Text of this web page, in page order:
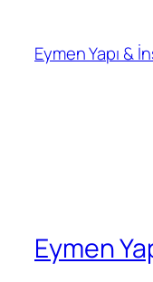
Eymen Yapı &
Eymen